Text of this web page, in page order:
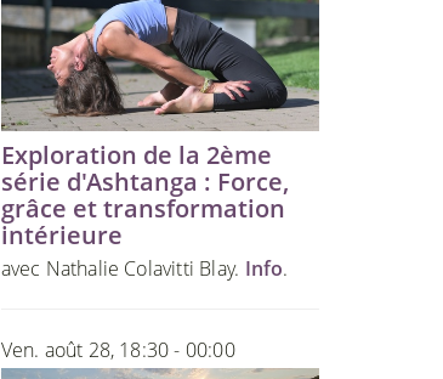
Exploration de la 2ème
série d'Ashtanga : Force,
grâce et transformation
intérieure
avec Nathalie Colavitti Blay. Info.
Ven. août 28, 18:30 - 00:00